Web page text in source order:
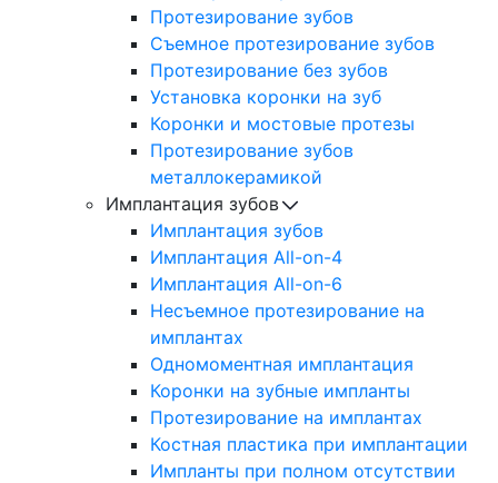
Протезирование зубов
Съемное протезирование зубов
Протезирование без зубов
Установка коронки на зуб
Коронки и мостовые протезы
Протезирование зубов
металлокерамикой
Имплантация зубов
Имплантация зубов
Имплантация All-on-4
Имплантация All-on-6
Несъемное протезирование на
имплантах
Одномоментная имплантация
Коронки на зубные импланты
Протезирование на имплантах
Костная пластика при имплантации
Импланты при полном отсутствии